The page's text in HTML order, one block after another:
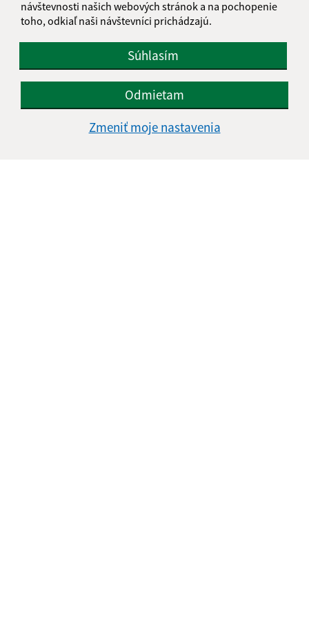
návštevnosti našich webových stránok a na pochopenie
toho, odkiaľ naši návštevníci prichádzajú.
Súhlasím
Odmietam
Zmeniť moje nastavenia